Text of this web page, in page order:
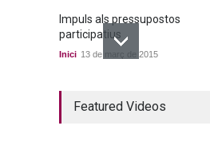
Impuls als pressupostos
participatius
Inici 13 de març de 2015
bandes
Featured Videos